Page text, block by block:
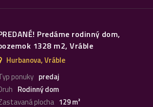
Predáme rodinný dom,
1328 m2, Vráble
Hurbanova, Vráble
ponuky predaj
Rodinný dom
plocha 129 m²